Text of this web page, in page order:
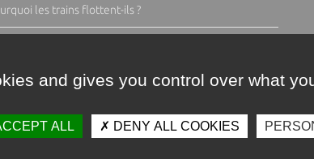
les trains flottent-ils ?
and gives you control over what
ALL DENY ALL COOKIES